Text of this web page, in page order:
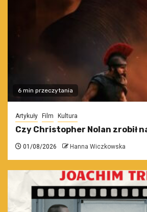
6 min przeczytania
Artykuły Film Kultura
Czy Christopher Nolan zrobił
01/08/2026 Hanna Wiczkowska